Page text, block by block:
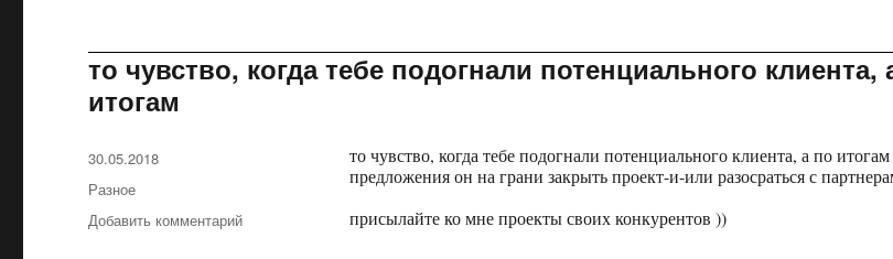
быть
яндексоидом
то чувство, когда тебе подогнали потенциального клиента,
итогам
то чувство, когда тебе подогнали потенциального клиента, а по
предложения он на грани закрыть проект-и-или разосраться с
присылайте ко мне проекты своих конкурентов ))
Опубликовано
30.05.2018
Рубрики
Разное
Добавить комментарий